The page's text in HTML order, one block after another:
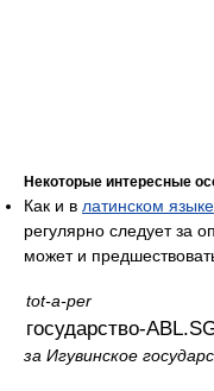
Некоторые интересные
Как и в латинском языке
регулярно следует за
может и
tot-a-per
государство-
за Игувинское